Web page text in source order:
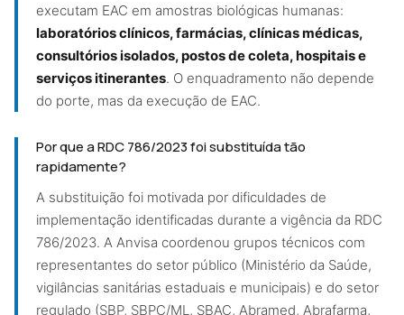
executam EAC em amostras biológicas humanas:
laboratórios clínicos, farmácias, clínicas médicas,
consultórios isolados, postos de coleta, hospitais e
serviços itinerantes. O enquadramento não depende
do porte, mas da execução de EAC.
Por que a RDC 786/2023 foi substituída tão
rapidamente?
A substituição foi motivada por dificuldades de
implementação identificadas durante a vigência da RDC
786/2023. A Anvisa coordenou grupos técnicos com
representantes do setor público (Ministério da Saúde,
vigilâncias sanitárias estaduais e municipais) e do setor
regulado (SBP, SBPC/ML, SBAC, Abramed, Abrafarma,